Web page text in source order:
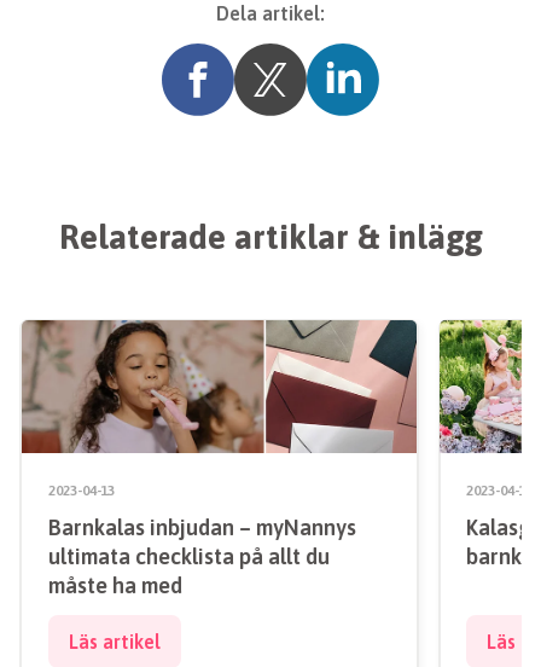
Dela artikel:
Relaterade artiklar & inlägg
2023-04-13
Barnkalas inbjudan – myNannys
ultimata checklista på allt du
måste ha med
Läs artikel
2023-04-13
Läs